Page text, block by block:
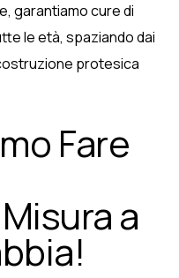
garantiamo cure di
le età, spaziando dai
protesica
Fare
a